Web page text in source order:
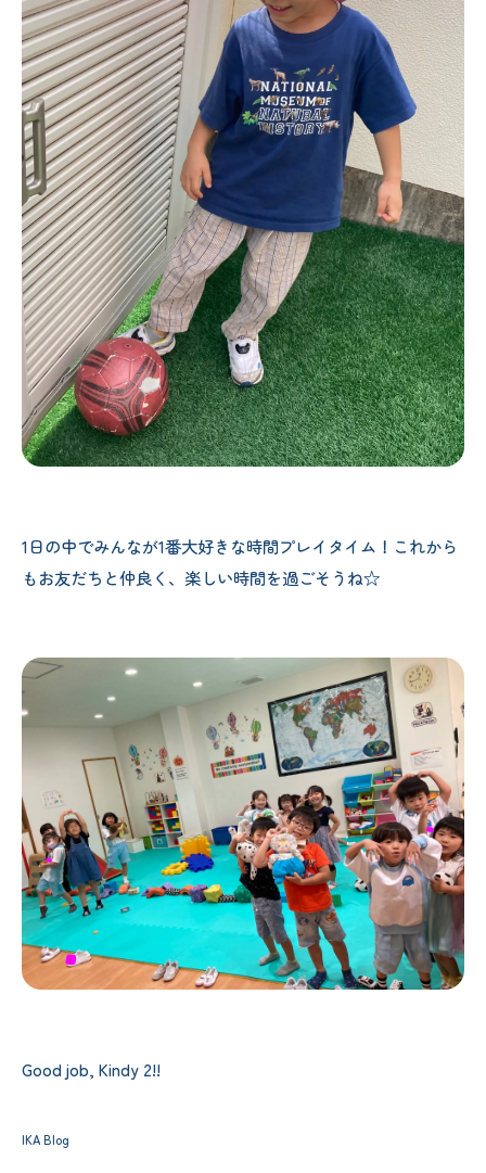
1日の中でみんなが1番大好きな時間プレイタイム！これから
もお友だちと仲良く、楽しい時間を過ごそうね☆
Good job, Kindy 2!!
IKA Blog